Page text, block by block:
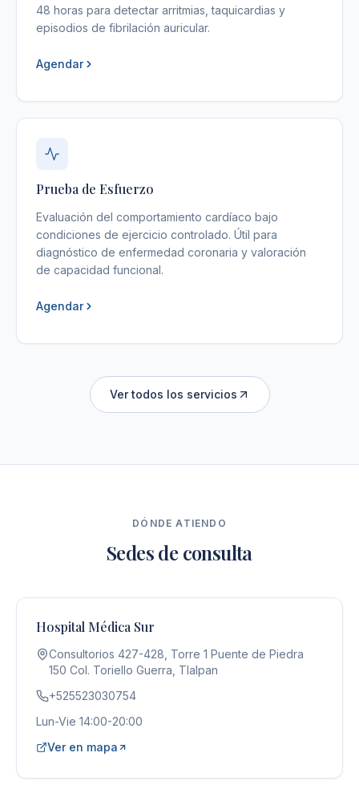
48 horas para detectar arritmias, taquicardias y
episodios de fibrilación auricular.
Agendar
Prueba de Esfuerzo
Evaluación del comportamiento cardíaco bajo
condiciones de ejercicio controlado. Útil para
diagnóstico de enfermedad coronaria y valoración
de capacidad funcional.
Agendar
Ver todos los servicios
DÓNDE ATIENDO
Sedes de consulta
Hospital Médica Sur
Consultorios 427-428, Torre 1 Puente de Piedra
150 Col. Toriello Guerra, Tlalpan
+525523030754
Lun-Vie 14:00-20:00
Ver en mapa